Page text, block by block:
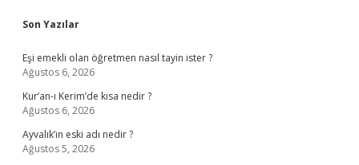
Sidebar
Son Yazılar
Eşi emekli olan öğretmen nasıl tayin ister ?
Ağustos 6, 2026
Kur’an-ı Kerim’de kısa nedir ?
Ağustos 6, 2026
Ayvalık’ın eski adı nedir ?
Ağustos 5, 2026